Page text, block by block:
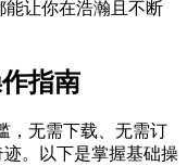
能让你在浩瀚且不断
指南
，无需下载、无需订
。以下是掌握基础操